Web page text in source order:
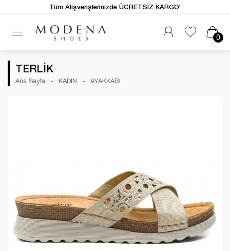
0
Tüm Alışverişlerinizde ÜCRETSİZ KARGO!
TERLİK
Ana Sayfa KADIN AYAKKABI